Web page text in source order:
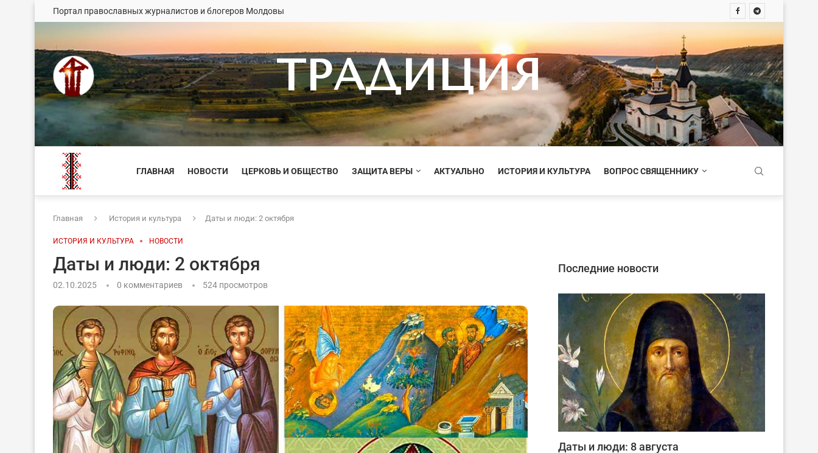
Портал православных журналистов и блогеров Молдовы
ТРАДИЦИЯ
ГЛАВНАЯ НОВОСТИ ЦЕРКОВЬ И ОБЩЕСТВО ЗАЩИТА ВЕРЫ АКТУАЛЬНО ИСТОРИЯ И КУЛЬТУРА ВОПРОС СВЯЩЕННИКУ
Главная История и культура Даты и люди: 2 октября
ИСТОРИЯ И КУЛЬТУРА НОВОСТИ
Даты и люди: 2 октября
02.10.2025 0 комментариев 524 просмотров
Последние новости
Даты и люди: 8 августа